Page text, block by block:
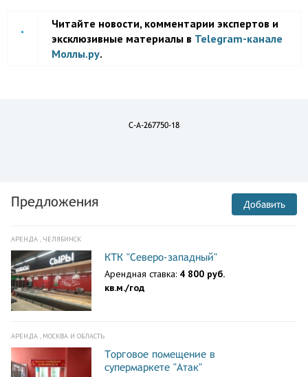
Читайте новости, комментарии экспертов и
эксклюзивные материалы в Telegram-канале
Моллы.ру.
C-A-267750-18
Предложения Добавить
АРЕНДА , ЧЕЛЯБИНСК
КТК "Северо-западный"
Арендная ставка: 4 800 руб.
кв.м./год
АРЕНДА , МОСКВА И ОБЛАСТЬ
Торговое помещение в
супермаркете "Атак"